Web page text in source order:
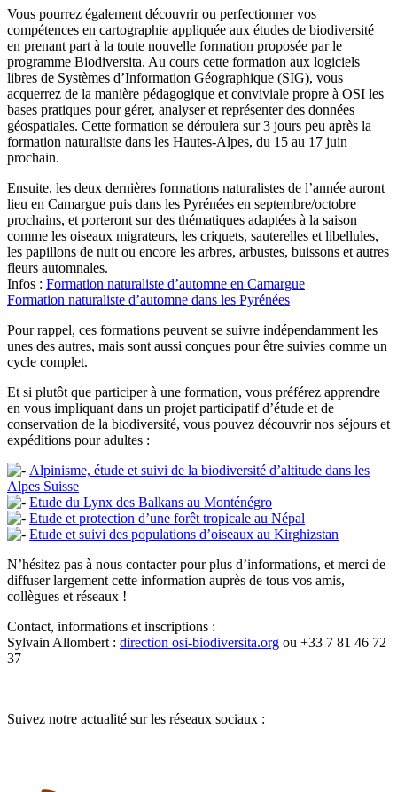
Vous pourrez également découvrir ou perfectionner vos
compétences en cartographie appliquée aux études de biodiversité
en prenant part à la toute nouvelle formation proposée par le
programme Biodiversita. Au cours cette formation aux logiciels
libres de Systèmes d’Information Géographique (SIG), vous
acquerrez de la manière pédagogique et conviviale propre à OSI les
bases pratiques pour gérer, analyser et représenter des données
géospatiales. Cette formation se déroulera sur 3 jours peu après la
formation naturaliste dans les Hautes-Alpes, du 15 au 17 juin
prochain.
Ensuite, les deux dernières formations naturalistes de l’année auront
lieu en Camargue puis dans les Pyrénées en septembre/octobre
prochains, et porteront sur des thématiques adaptées à la saison
comme les oiseaux migrateurs, les criquets, sauterelles et libellules,
les papillons de nuit ou encore les arbres, arbustes, buissons et autres
fleurs automnales.
Infos : Formation naturaliste d’automne en Camargue
Formation naturaliste d’automne dans les Pyrénées
Pour rappel, ces formations peuvent se suivre indépendamment les
unes des autres, mais sont aussi conçues pour être suivies comme un
cycle complet.
Et si plutôt que participer à une formation, vous préférez apprendre
en vous impliquant dans un projet participatif d’étude et de
conservation de la biodiversité, vous pouvez découvrir nos séjours et
expéditions pour adultes :
Alpinisme, étude et suivi de la biodiversité d’altitude dans les
Alpes Suisse
Etude du Lynx des Balkans au Monténégro
Etude et protection d’une forêt tropicale au Népal
Etude et suivi des populations d’oiseaux au Kirghizstan
N’hésitez pas à nous contacter pour plus d’informations, et merci de
diffuser largement cette information auprès de tous vos amis,
collègues et réseaux !
Contact, informations et inscriptions :
Sylvain Allombert : direction osi-biodiversita.org ou +33 7 81 46 72
37
Suivez notre actualité sur les réseaux sociaux :